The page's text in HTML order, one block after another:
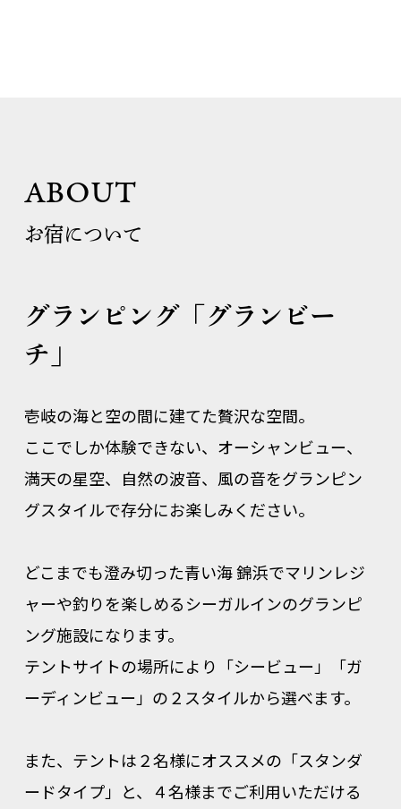
ABOUT
お宿について
グランピング「グランビー
チ」
壱岐の海と空の間に建てた贅沢な空間。
ここでしか体験できない、オーシャンビュー、
満天の星空、自然の波音、風の音をグランピン
グスタイルで存分にお楽しみください。
どこまでも澄み切った青い海 錦浜でマリンレジ
ャーや釣りを楽しめるシーガルインのグランピ
ング施設になります。
テントサイトの場所により「シービュー」「ガ
ーディンビュー」の２スタイルから選べます。
また、テントは２名様にオススメの「スタンダ
ードタイプ」と、４名様までご利用いただける